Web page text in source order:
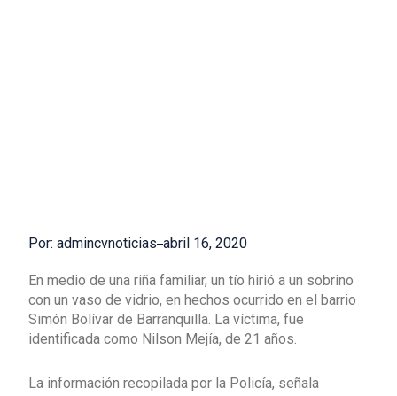
Por: admincvnoticias abril 16, 2020
En medio de una riña familiar, un tío hirió a un sobrino
con un vaso de vidrio, en hechos ocurrido en el barrio
Simón Bolívar de Barranquilla. La víctima, fue
identificada como Nilson Mejía, de 21 años.
La información recopilada por la Policía, señala